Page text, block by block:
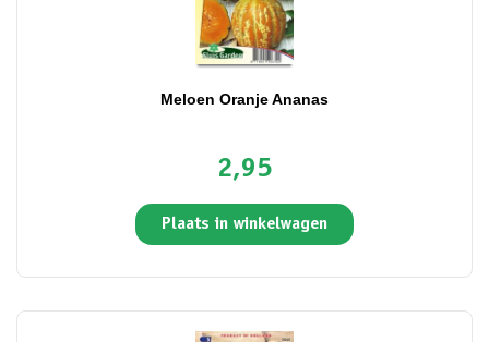
Meloen Oranje Ananas
2,95
Plaats in winkelwagen